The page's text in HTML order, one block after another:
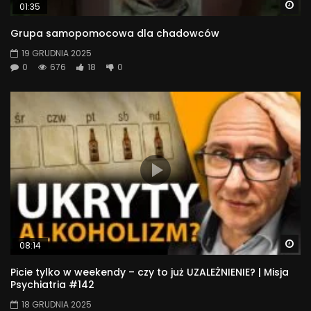
01:35
Grupa samopomocowa dla chadowców
19 GRUDNIA 2025
0
676 18 0
08:14
Picie tylko w weekendy – czy to już UZALEŻNIENIE? | Misja
Psychiatria #142
18 GRUDNIA 2025